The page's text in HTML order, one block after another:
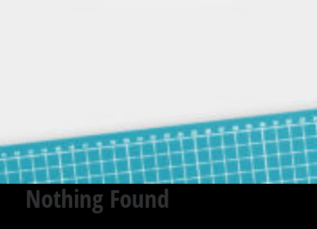
Nothing Found